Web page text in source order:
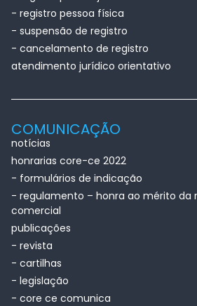
- registro pessoa física
- suspensão de registro
- cancelamento de registro
atendimento jurídico orientativo
COMUNICAÇÃO
notícias
honrarias core-ce 2022
- formulários de indicação
- regulamento – honra ao mérito da
comercial
publicações
- revista
- cartilhas
- legislação
- core ce comunica